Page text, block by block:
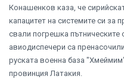
Конашенков каза, че
капацитет на системите си за
свали погрешка пътническите
авиодиспечери са
руската военна база
провинция Латакия.